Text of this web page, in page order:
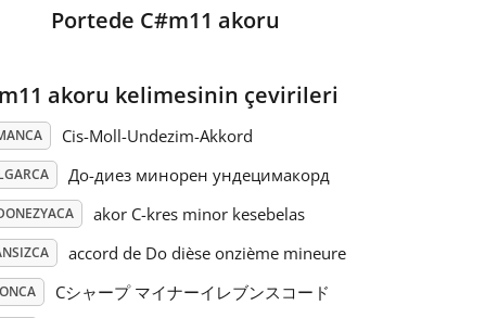
Portede C#m11 akoru
akoru kelimesinin çevirileri
Cis-Moll-Undezim-Akkord
До-диез минорен ундецимакорд
akor C-kres minor kesebelas
accord de Do dièse onzième mineure
Cシャープ マイナーイレブンスコード